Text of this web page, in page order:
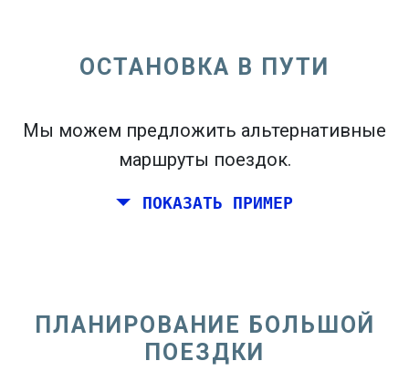
Найдено ранее. Нажмитеflight_takeoff, чтобы увидеть
одну сторону
сортировка
ОСТАНОВКА В ПУТИ
Мы можем предложить альтернативные
маршруты поездок.
ПОКАЗАТЬ ПРИМЕР
ПЛАНИРОВАНИЕ БОЛЬШОЙ
ПОЕЗДКИ